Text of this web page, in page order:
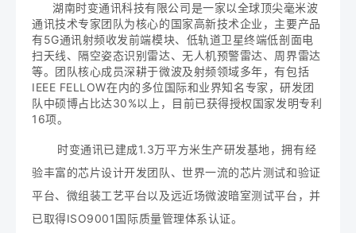
湖南时变通讯科技有限公司是一家以全球顶尖毫米波
通讯技术专家团队为核心的国家高新技术企业，主要产品
有5G通讯射频收发前端模块、低轨道卫星终端低剖面电
扫天线、隔空姿态识别雷达、无人机预警雷达、周界雷达
等。团队核心成员深耕于微波及射频领域多年，有包括
IEEE FELLOW在内的多位国际和业界知名专家，研发团
队中硕博占比达30%以上，目前已获得授权国家发明专利
16项。
时变通讯已建成1.3万平方米生产研发基地，拥有经
验丰富的芯片设计开发团队、世界一流的芯片测试和验证
平台、微组装工艺平台以及远近场微波暗室测试平台，并
已取得ISO9001国际质量管理体系认证。